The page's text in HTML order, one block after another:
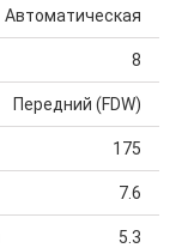
Автоматическая
8
Передний (FDW)
175
7.6
5.3